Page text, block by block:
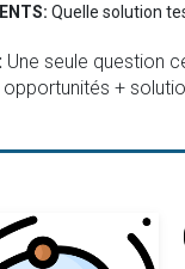
Quelle solution
Une seule question
+